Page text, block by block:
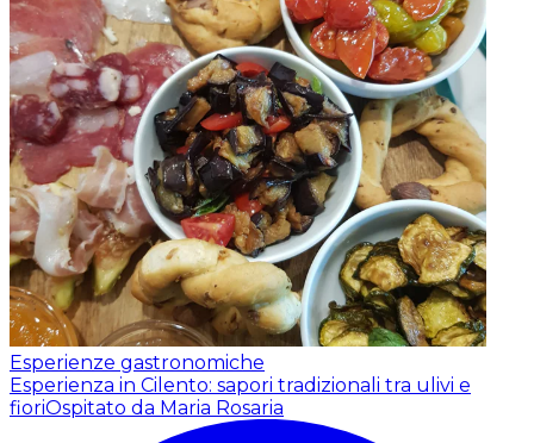
Esperienze gastronomiche
Esperienza in Cilento: sapori tradizionali tra ulivi e
fioriOspitato da Maria Rosaria